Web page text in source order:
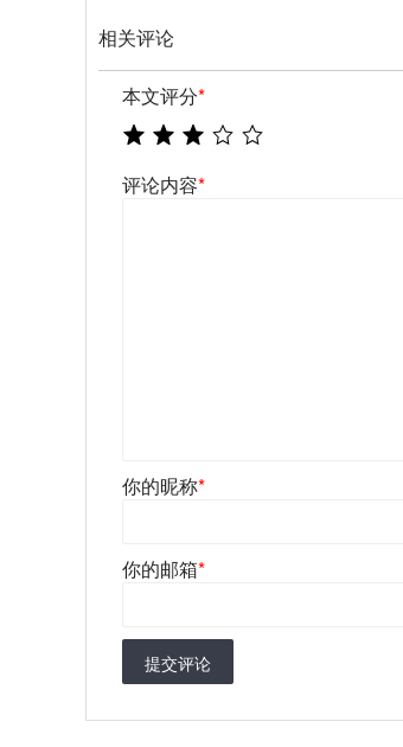
相关评论
本文评分*
评论内容*
你的昵称*
你的邮箱*
提交评论